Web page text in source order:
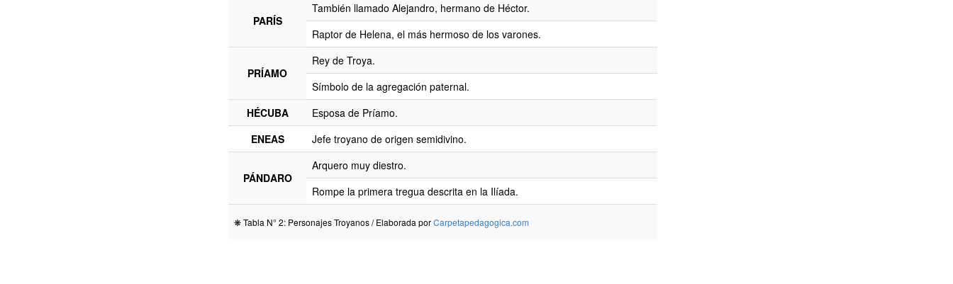
PARÍS
También llamado Alejandro, hermano de Héctor.
Raptor de Helena, el más hermoso de los varones.
PRÍAMO
Rey de Troya.
Símbolo de la agregación paternal.
HÉCUBA
Esposa de Príamo.
ENEAS
Jefe troyano de origen semidivino.
PÁNDARO
Arquero muy diestro.
Rompe la primera tregua descrita en la Ilíada.
❋ Tabla N° 2: Personajes Troyanos / Elaborada porCarpetapedagogica.com